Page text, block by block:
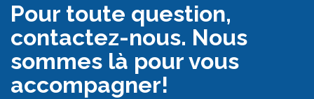
Pour toute question,
contactez-nous. Nous
sommes là pour vous
accompagner!